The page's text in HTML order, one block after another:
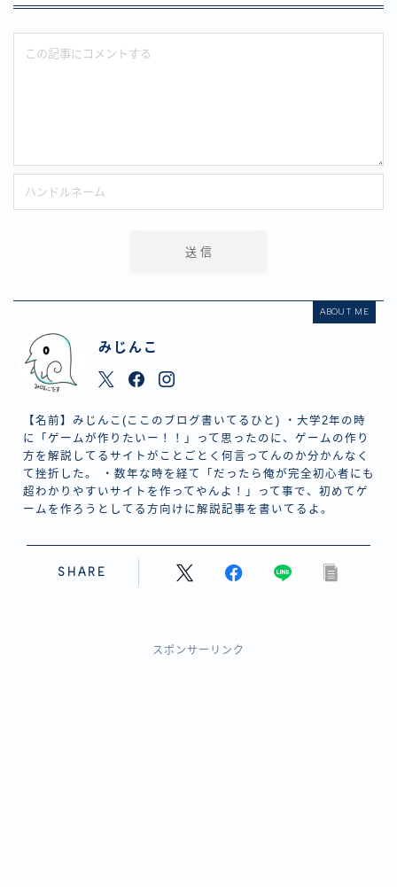
ABOUT ME
みじんこ
【名前】みじんこ(ここのブログ書いてるひと) ・大学2年の時
に「ゲームが作りたいー！！」って思ったのに、ゲームの作り
方を解説してるサイトがことごとく何言ってんのか分かんなく
て挫折した。 ・数年な時を経て「だったら俺が完全初心者にも
超わかりやすいサイトを作ってやんよ！」って事で、初めてゲ
ームを作ろうとしてる方向けに解説記事を書いてるよ。
SHARE
スポンサーリンク